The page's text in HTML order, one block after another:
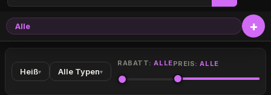
Alle
Heiß▾ Alle Typen▾
RABATT:ALLEPREIS:ALLE